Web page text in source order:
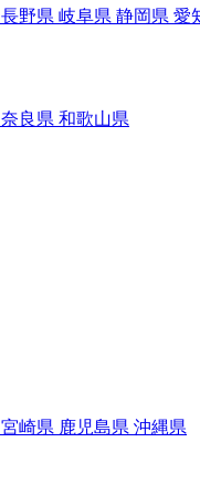
長野県 岐阜県 静岡県 愛
奈良県 和歌山県
宮崎県 鹿児島県 沖縄県